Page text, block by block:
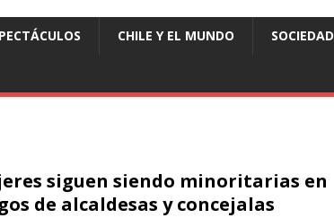
CHILE Y EL MUNDO SOCIEDAD
siguen siendo minoritarias en
de alcaldesas y concejalas